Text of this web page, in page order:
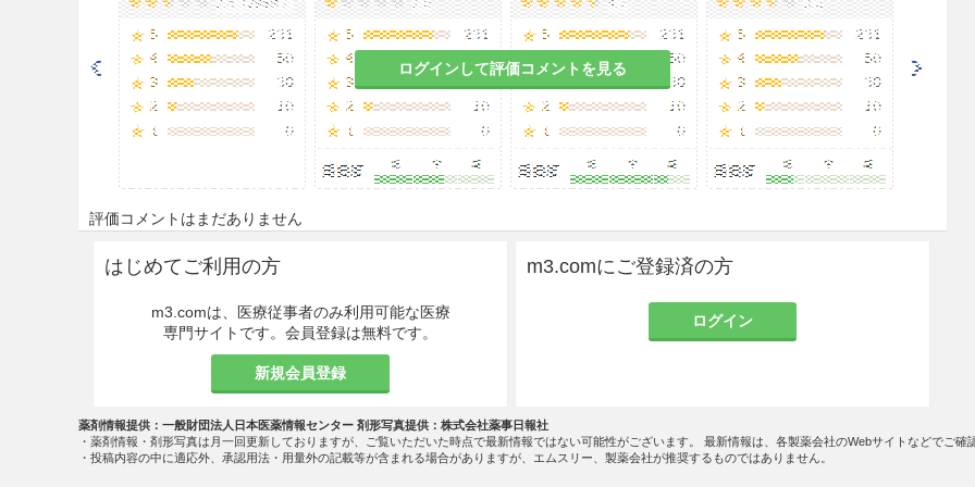
ログインして評価コメントを見る
評価コメントはまだありません
はじめてご利用の方
m3.comは、医療従事者のみ利用可能な医療
専門サイトです。会員登録は無料です。
新規会員登録
m3.comにご登録済の方
ログイン
薬剤情報提供：一般財団法人日本医薬情報センター 剤形写真提供：株式会社薬事日報社
・薬剤情報・剤形写真は月一回更新しておりますが、ご覧いただいた時点で最新情報ではない可能性がございます。 最新情報は、各製薬会社のWebサイトなどでご確
・投稿内容の中に適応外、承認用法・用量外の記載等が含まれる場合がありますが、エムスリー、製薬会社が推奨するものではありません。